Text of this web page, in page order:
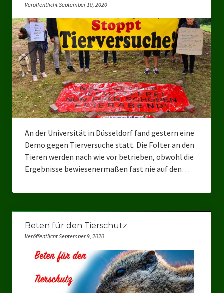
Kreisverbände
Kreisverband Düsseldorf
Kreisverband Neuss
Kreisverband Erkrath
Kreisverband Solingen
Kreisverband Gelsenkirchen
Landesverbände
Landesverband Thüringen
Landesverband Sachsen-Anhalt
Veröffentlicht September 10, 2020
An der Universität in Düsseldorf fand gestern eine
Demo gegen Tierversuche statt. Die Folter an den
Tieren werden nach wie vor betrieben, obwohl die
Ergebnisse bewiesenermaßen fast nie auf den…
Beten für den Tierschutz
Veröffentlicht September 9, 2020